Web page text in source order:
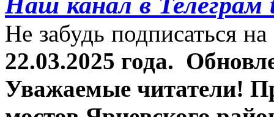
Не забудь подписаться
22.03.2025 года.
Уважаемые читатели!